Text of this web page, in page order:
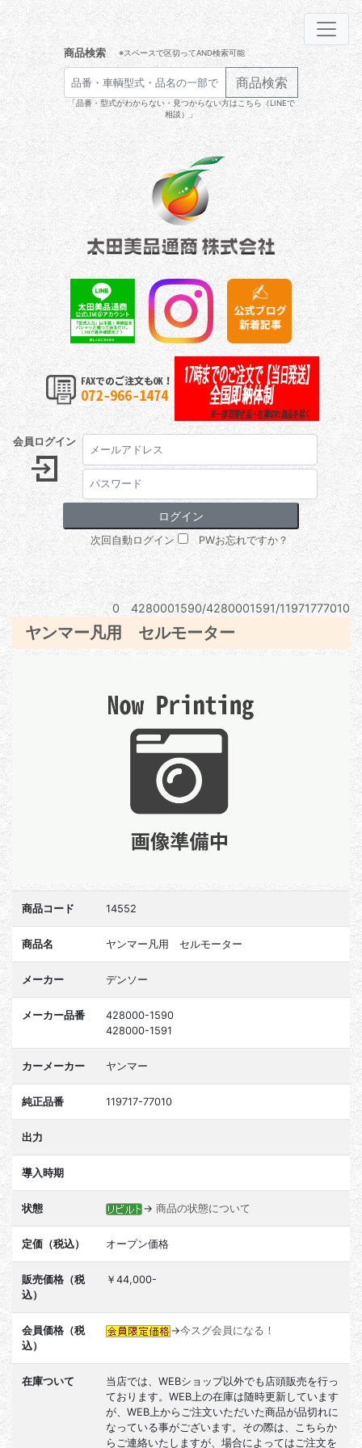
商品検索 ※スペースで区切ってAND検索可能
商品検索
「品番・型式がわからない・見つからない方はこちら（LINEで
相談）」
会員ログイン
次回自動ログイン PWお忘れですか？
0 4280001590/4280001591/11971777010
ヤンマー凡用 セルモーター
商品コード 14552
商品名 ヤンマー凡用 セルモーター
メーカー デンソー
メーカー品番
428000-1590
428000-1591
カーメーカー ヤンマー
純正品番 119717-77010
出力
導入時期
状態 → 商品の状態について
定価（税込） オープン価格
販売価格（税
込）
￥44,000-
会員価格（税
込）
→今スグ会員になる！
在庫ついて
当店では、WEBショップ以外でも店頭販売を行っ
ております。WEB上の在庫は随時更新しています
が、WEB上からご注文いただいた商品が品切れに
なっている事がございます。その際は、こちらか
らご連絡いたしますが、場合によってはご注文を